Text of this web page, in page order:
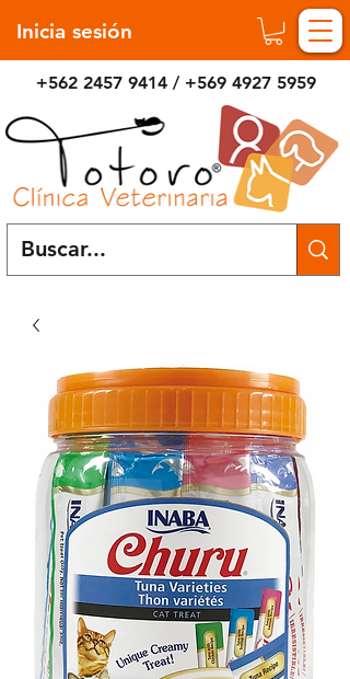
Inicia sesión
+562 2457 9414 / +569 4927 5959